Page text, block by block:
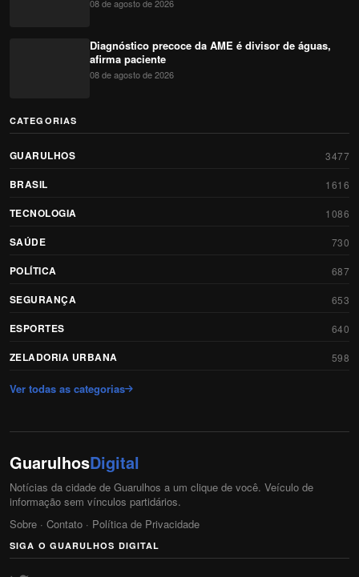
08 de agosto de 2026
Diagnóstico precoce da AME é divisor de águas,
afirma paciente
08 de agosto de 2026
CATEGORIAS
GUARULHOS 3477
BRASIL 1616
TECNOLOGIA 1086
SAÚDE 730
POLÍTICA 687
SEGURANÇA 653
ESPORTES 640
ZELADORIA URBANA 598
Ver todas as categorias
GuarulhosDigital
Notícias da cidade de Guarulhos a um clique de você. Veículo de
informação sem vínculos partidários.
Sobre · Contato · Política de Privacidade
SIGA O GUARULHOS DIGITAL